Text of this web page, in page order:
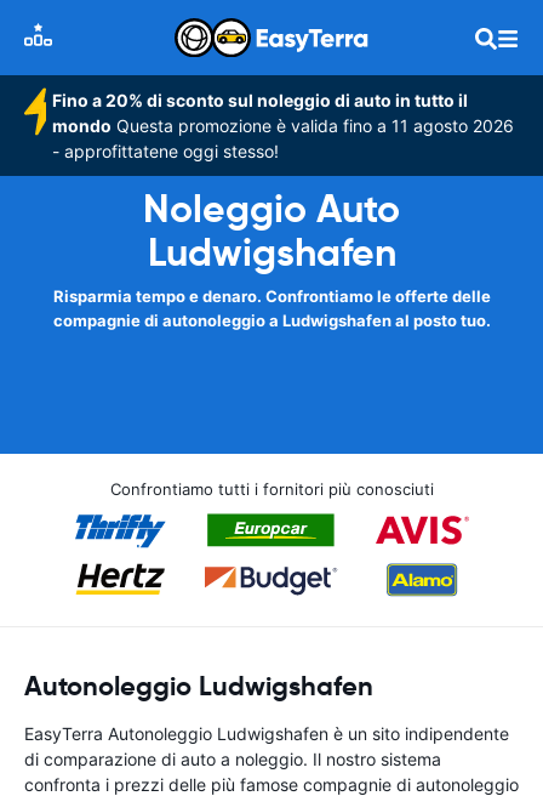
Fino a 20% di sconto sul noleggio di auto in tutto il
mondo Questa promozione è valida fino a 11 agosto 2026
- approfittatene oggi stesso!
Noleggio Auto
Ludwigshafen
Risparmia tempo e denaro. Confrontiamo le offerte delle
compagnie di autonoleggio a Ludwigshafen al posto tuo.
Confrontiamo tutti i fornitori più conosciuti
Autonoleggio Ludwigshafen
EasyTerra Autonoleggio Ludwigshafen è un sito indipendente
di comparazione di auto a noleggio. Il nostro sistema
confronta i prezzi delle più famose compagnie di autonoleggio